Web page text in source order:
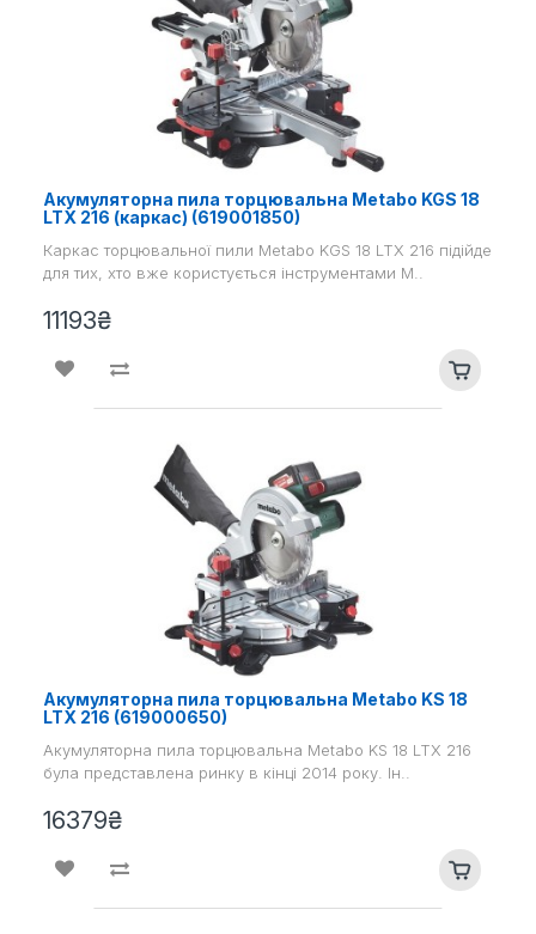
Акумуляторна пила торцювальна Metabo KGS 18
LTX 216 (каркас) (619001850)
Каркас торцювальної пили Metabo KGS 18 LTX 216 підійде
для тих, хто вже користується інструментами M..
11193₴
Акумуляторна пила торцювальна Metabo KS 18
LTX 216 (619000650)
Акумуляторна пила торцювальна Metabo KS 18 LTX 216
була представлена ​​ринку в кінці 2014 року. Ін..
16379₴